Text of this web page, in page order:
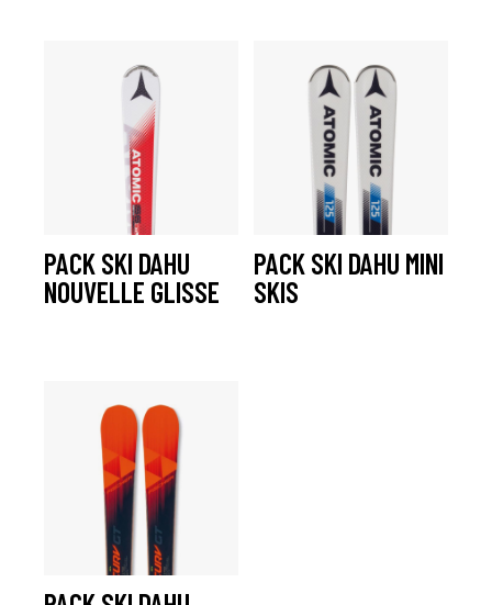
PACK SKI DAHU
NOUVELLE GLISSE
PACK SKI DAHU MINI
SKIS